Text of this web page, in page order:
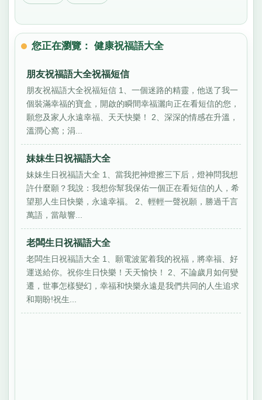
您正在瀏覽： 健康祝福語大全
朋友祝福語大全祝福短信
朋友祝福語大全祝福短信 1、一個迷路的精靈，他送了我一
個裝滿幸福的寶盒，開啟的瞬間幸福灑向正在看短信的您，
願您及家人永遠幸福、天天快樂！ 2、深深的情感在升溫，
溫潤心窩；涓...
妹妹生日祝福語大全
妹妹生日祝福語大全 1、當我把神燈擦三下后，燈神問我想
許什麼願？我說：我想你幫我保佑一個正在看短信的人，希
望那人生日快樂，永遠幸福。 2、輕輕一聲祝願，勝過千言
萬語，當敲響...
老闆生日祝福語大全
老闆生日祝福語大全 1、願電波駕着我的祝福，將幸福、好
運送給你。祝你生日快樂！天天愉快！ 2、不論歲月如何變
遷，世事怎樣變幻，幸福和快樂永遠是我們共同的人生追求
和期盼!祝生...